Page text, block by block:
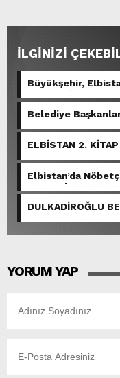
İLGİNİZİ
Büyükşehir,
Kullandığı Grup
Belediye
ELBİSTAN 2. KİTAP
Elbistan’da
Perşembe
DULKADİROĞLU
TOPLANTISI
YORUM YAP